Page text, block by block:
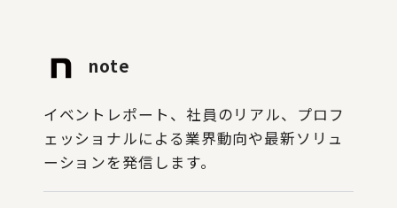
note
イベントレポート、社員のリアル、プロフ
ェッショナルによる業界動向や最新ソリュ
ーションを発信します。